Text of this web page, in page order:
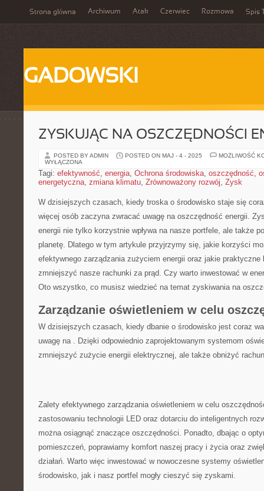
Strona główna Archiwum Atak Czerwiec Rozmowa Spis
GADOWSKI
ZYSKUJĄC NA OSZCZĘDNOŚCI
POSTED BY ADMIN POSTED ON MAJ - 4 - 2025
MOŻLIWOŚĆ
WYŁĄCZONA
Tagi: efektywność, energia, Ochrona środowiska, oszczędność,
energetyczna, zmiana klimatu, Zrównoważony rozwój, Zysk
W dzisiejszych czasach, kiedy troska o środowisko staje się
więcej osób zaczyna zwracać uwagę na oszczędność energii.
energii nie tylko korzystnie wpływa ​na nasze portfele,​ ale ​także
planetę. Dlatego w tym artykule przyjrzymy⁢ się, jakie korzyści
efektywnego zarządzania zużyciem energii oraz jakie
zmniejszyć nasze rachunki za prąd. Czy ‌warto inwestować w
Oto wszystko, ⁢co musisz ⁤wiedzieć na temat zyskiwania na
Zarządzanie oświetleniem w celu⁤
W dzisiejszych czasach, kiedy dbanie o środowisko jest coraz
uwagę ‍na . Dzięki odpowiednio zaprojektowanym systemom
zmniejszyć zużycie energii elektrycznej, ale także obniżyć
Zalety efektywnego zarządzania oświetleniem ‍w​ celu
zastosowaniu technologii LED oraz dotarciu do inteligentnych
można⁤ osiągnąć znaczące ⁣oszczędności. ⁤Ponadto, dbając o
pomieszczeń, poprawiamy komfort naszej pracy i życia oraz
działań. Warto więc inwestować w nowoczesne systemy‌
środowisko, jak ⁣i nasz portfel mogły cieszyć się​ zyskami.